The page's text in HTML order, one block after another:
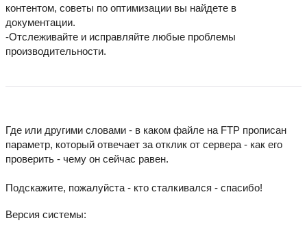
контентом, советы по оптимизации вы найдете в
документации.
-Отслеживайте и исправляйте любые проблемы
производительности.
Где или другими словами - в каком файле на FTP прописан
параметр, который отвечает за отклик от сервера - как его
проверить - чему он сейчас равен.
Подскажите, пожалуйста - кто сталкивался - спасибо!
Версия системы